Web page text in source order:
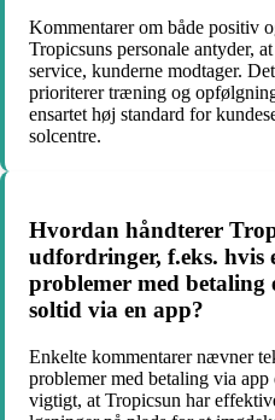
Kommentarer om både positiv
Tropicsuns personale antyder,
service, kunderne modtager.
prioriterer træning og
ensartet høj standard for
solcentre.
Hvordan håndterer
udfordringer, f.eks. hvis
problemer med betaling
soltid via en app?
Enkelte kommentarer nævner
problemer med betaling via
vigtigt, at Tropicsun har